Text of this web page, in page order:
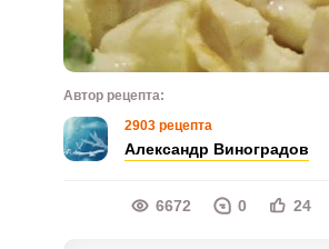
Автор рецепта:
2903 рецепта
Александр Виноградов
6672 0 24